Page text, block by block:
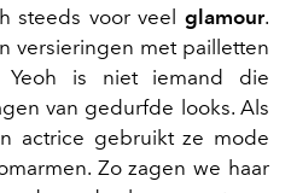
steeds voor veel glamour.
versieringen met pailletten
Yeoh is niet iemand die
van gedurfde looks. Als
actrice gebruikt ze mode
Zo zagen we haar